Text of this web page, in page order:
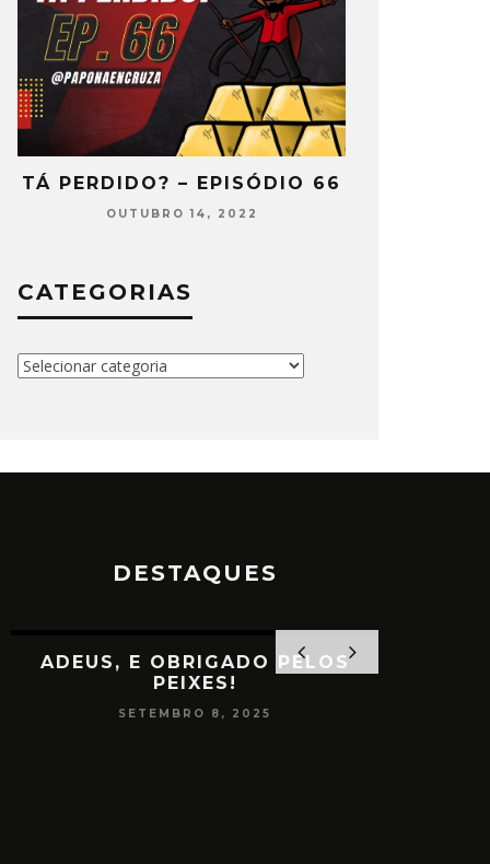
TÁ PERDIDO? – EPISÓDIO 66
OUTUBRO 14, 2022
CATEGORIAS
Categorias
DESTAQUES
ADEUS, E OBRIGADO PELOS
PEIXES!
SETEMBRO 8, 2025